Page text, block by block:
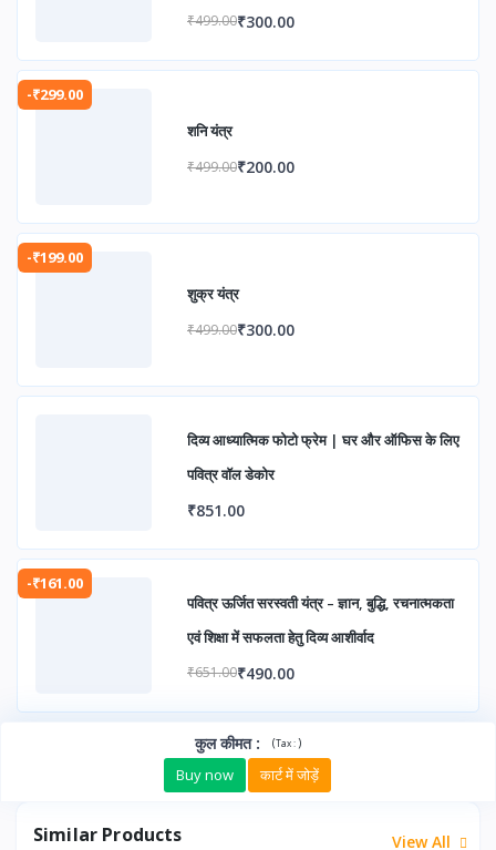
एवं आध्यात्मिक उन्नति के लिए
₹499.00₹300.00
-₹299.00
शनि यंत्र
₹499.00₹200.00
-₹199.00
शुक्र यंत्र
₹499.00₹300.00
दिव्य आध्यात्मिक फोटो फ्रेम | घर और ऑफिस के लिए
पवित्र वॉल डेकोर
₹851.00
-₹161.00
पवित्र ऊर्जित सरस्वती यंत्र – ज्ञान, बुद्धि, रचनात्मकता
एवं शिक्षा में सफलता हेतु दिव्य आशीर्वाद
₹651.00₹490.00
कुल कीमत: (Tax :)
Buy now कार्ट में जोड़ें
Similar Products View All